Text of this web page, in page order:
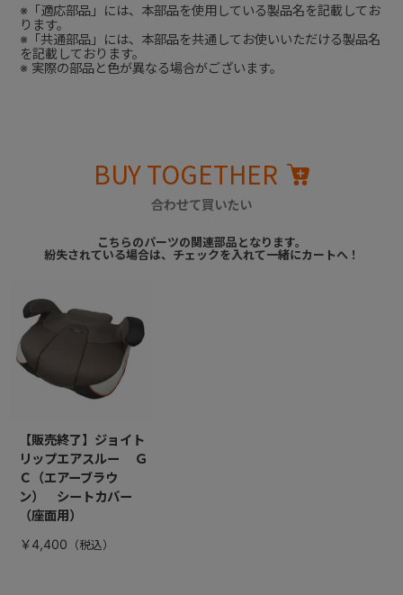
※「適応部品」には、本部品を使用している製品名を記載してお
ります。
※「共通部品」には、本部品を共通してお使いいただける製品名
を記載しております。
※ 実際の部品と色が異なる場合がございます。
BUY TOGETHER
合わせて買いたい
こちらのパーツの関連部品となります。
紛失されている場合は、チェックを入れて一緒にカートへ！
【販売終了】ジョイト
リップエアスルー Ｇ
Ｃ（エアーブラウ
ン） シートカバー
（座面用）
￥4,400